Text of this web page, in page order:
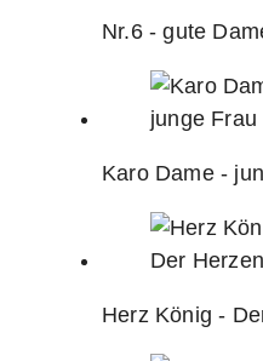
Nr.6 - gute
Karo Dame -
Herz König -